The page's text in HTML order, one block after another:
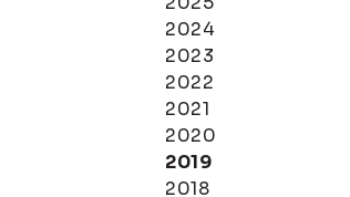
2024
2023
2022
2021
2020
2019
2018